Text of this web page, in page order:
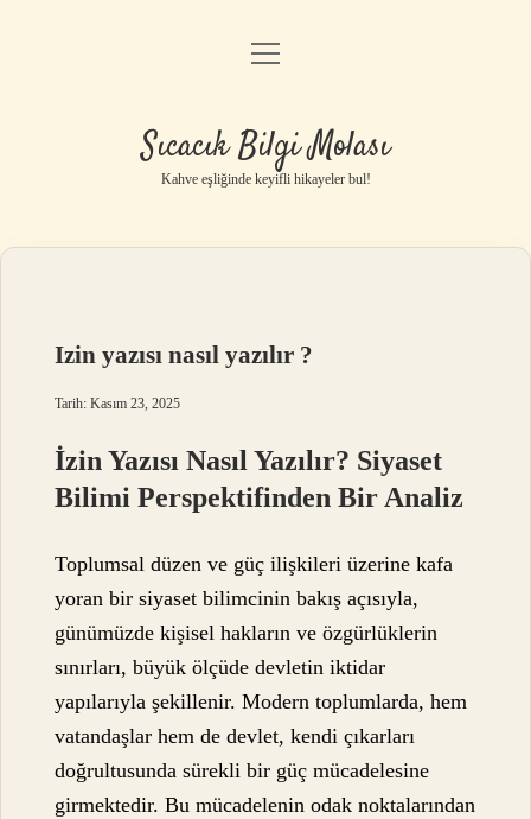
Anasayfa
Yasal Uyarı
menüyü
Sıcacık Bilgi Molası
Kahve eşliğinde keyifli hikayeler bul!
Izin yazısı nasıl yazılır ?
Tarih: Kasım 23, 2025
İzin Yazısı Nasıl Yazılır? Siyaset
Bilimi Perspektifinden Bir Analiz
Toplumsal düzen ve güç ilişkileri üzerine kafa
yoran bir siyaset bilimcinin bakış açısıyla,
günümüzde kişisel hakların ve özgürlüklerin
sınırları, büyük ölçüde devletin iktidar
yapılarıyla şekillenir. Modern toplumlarda, hem
vatandaşlar hem de devlet, kendi çıkarları
doğrultusunda sürekli bir güç mücadelesine
girmektedir. Bu mücadelenin odak noktalarından